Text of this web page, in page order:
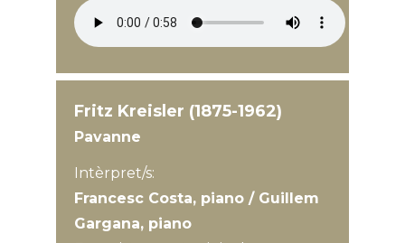
Fritz Kreisler (1875-1962)
Pavanne
Intèrpret/s:
Francesc Costa, piano / Guillem
Gargana, piano